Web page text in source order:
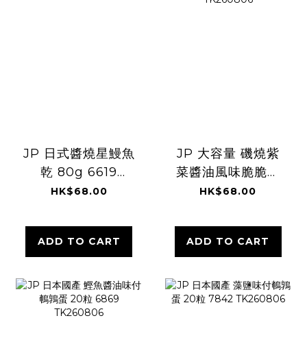
JP 日式醬燒星鰻魚
乾 80g 6619
TK260806
HK$68.00
ADD TO CART
JP 大容量 磯燒紫
菜醬油風味脆脆粒
米餅 220g 5220
HK$68.00
ADD TO CART